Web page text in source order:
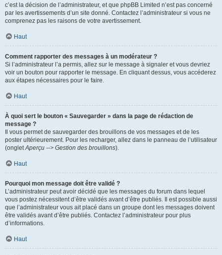
c’est la décision de l’administrateur, et que phpBB Limited n’est pas concerné
par les avertissements d’un site donné. Contactez l’administrateur si vous ne
comprenez pas les raisons de votre avertissement.
Haut
Comment rapporter des messages à un modérateur ?
Si l’administrateur l’a permis, allez sur le message à signaler et vous devriez
voir un bouton pour rapporter le message. En cliquant dessus, vous accéderez
aux étapes nécessaires pour le faire.
Haut
À quoi sert le bouton « Sauvegarder » dans la page de rédaction de
message ?
Il vous permet de sauvegarder des brouillons de vos messages et de les
poster ultérieurement. Pour les recharger, allez dans le panneau de l’utilisateur
(ongletAperçu --> Gestion des brouillons).
Haut
Pourquoi mon message doit être validé ?
L’administrateur peut avoir décidé que les messages du forum dans lequel
vous postez nécessitent d’être validés avant d’être publiés. Il est possible aussi
que l’administrateur vous ait placé dans un groupe dont les messages doivent
être validés avant d’être publiés. Contactez l’administrateur pour plus
d’informations.
Haut